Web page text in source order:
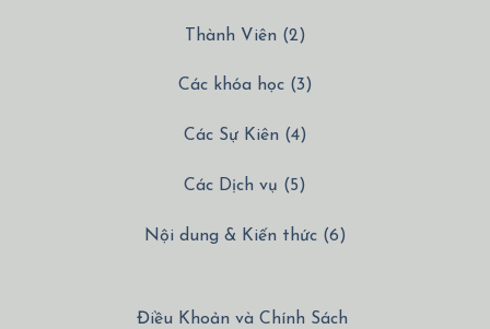
Thành Viên (2)
Các khóa học (3)
Các Sự Kiên (4)
Các Dịch vụ (5)
Nội dung & Kiến thức (6)
Điều Khoản và Chính Sách